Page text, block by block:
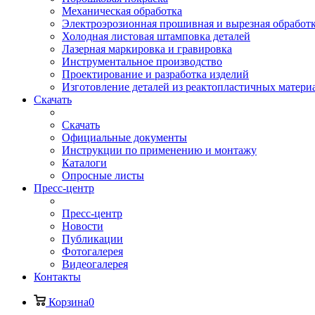
Механическая обработка
Электроэрозионная прошивная и вырезная
Холодная листовая штамповка деталей
Лазерная маркировка и гравировка
Инструментальное производство
Проектирование и разработка изделий
Изготовление деталей из реактопластичных
Скачать
Скачать
Официальные документы
Инструкции по применению и монтажу
Каталоги
Опросные листы
Пресс-центр
Пресс-центр
Новости
Публикации
Фотогалерея
Видеогалерея
Контакты
Корзина0